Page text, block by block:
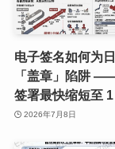
电子签名如何为
「盖章」陷阱
签署最快缩短至
2026年7月8日